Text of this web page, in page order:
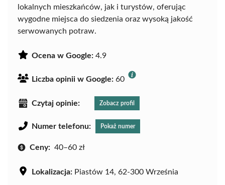
lokalnych mieszkańców, jak i turystów, oferując
wygodne miejsca do siedzenia oraz wysoką jakość
serwowanych potraw.
Ocena w Google: 4.9
Liczba opinii w Google: 60
Czytaj opinie: Zobacz profil
Numer telefonu: Pokaż numer
Ceny: 40–60 zł
Lokalizacja: Piastów 14, 62-300 Września